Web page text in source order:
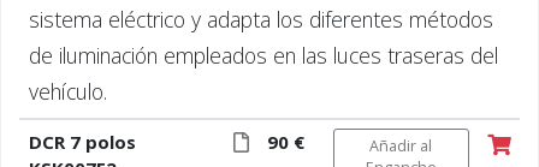
sistema eléctrico y adapta los diferentes métodos
de iluminación empleados en las luces traseras del
vehículo.
DCR 7 polos
90 €
Añadir al